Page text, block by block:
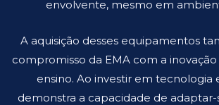
envolvente, mesmo em
A aquisição desses equipamentos
compromisso da EMA com a
ensino. Ao investir em tecnologia
demonstra a capacidade de adaptar-